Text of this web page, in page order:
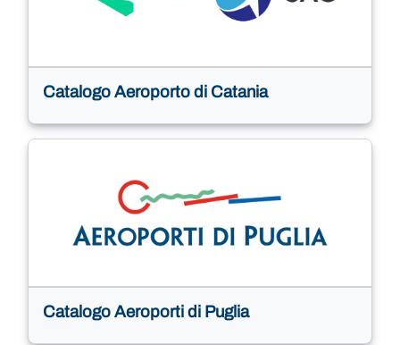
Catalogo Aeroporto di Catania
Catalogo Aeroporti di Puglia